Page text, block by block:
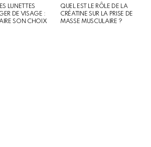
LUNETTES
DE VISAGE :
SON CHOIX
QUEL EST LE RÔLE DE LA
CRÉATINE SUR LA PRISE DE
MASSE MUSCULAIRE ?